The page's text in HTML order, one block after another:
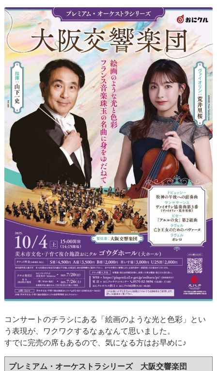
コンサートのチラシにある「絵画のような光と色彩」とい
う表現が、ワクワクするなぁなんて思いました。
すでに完売の席もあるので、気になる方はお早めに♪
プレミアム・オーケストラシリーズ 大阪交響楽団